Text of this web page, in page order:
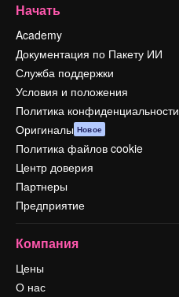
Начать
Academy
Документация по Пакету ИИ
Служба поддержки
Условия и положения
Политика конфиденциальности
Оригиналы Новое
Политика файлов cookie
Центр доверия
Партнеры
Предприятие
Компания
Цены
О нас